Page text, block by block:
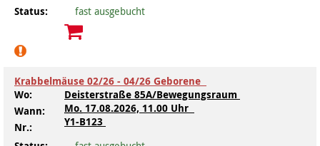
Status:
fast ausgebucht
Krabbelmäuse 02/26 - 04/26 Geborene
Wo:
Deisterstraße 85A/Bewegungsraum
Wann:
Mo. 17.08.2026, 11.00 Uhr
Nr.:
Y1-B123